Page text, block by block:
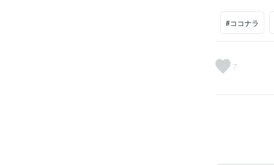
#ココナラ
7